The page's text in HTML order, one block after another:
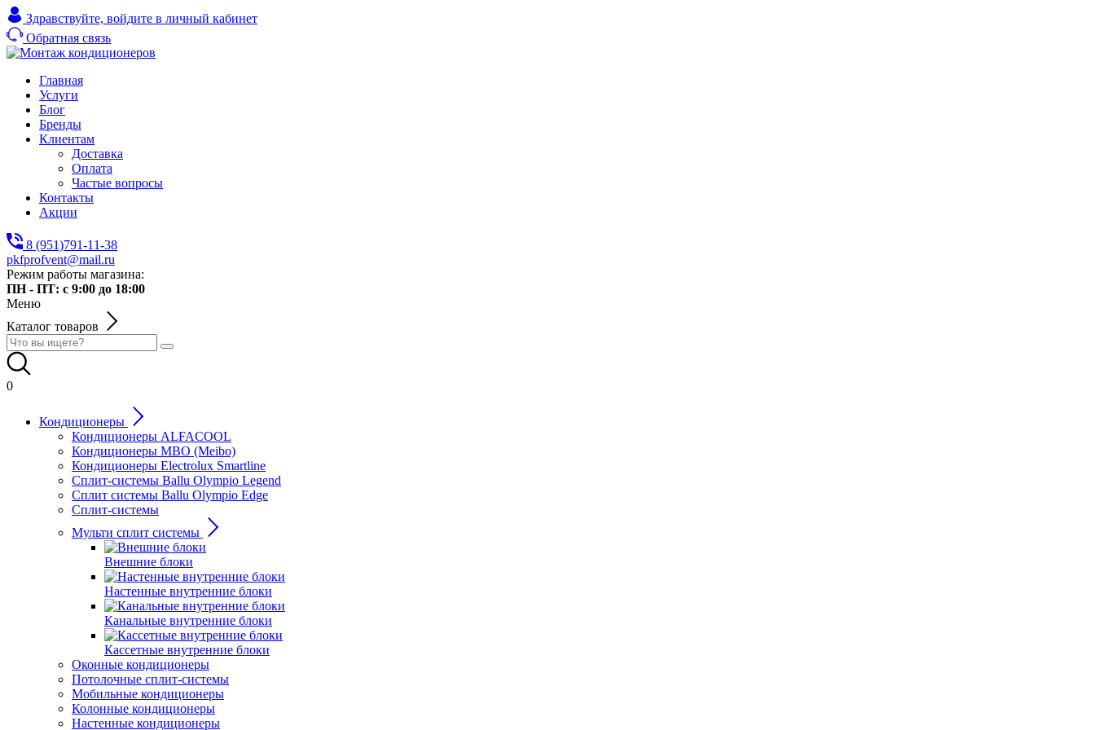
Здравствуйте, войдите в личный кабинет
Обратная связь
Главная
Услуги
Блог
Бренды
Клиентам
Доставка
Оплата
Частые вопросы
Контакты
Акции
8 (951)791-11-38
pkfprofvent@mail.ru
Режим работы магазина:
ПН - ПТ: с 9:00 до 18:00
Меню
Каталог товаров
0
Кондиционеры
Кондиционеры ALFACOOL
Кондиционеры MBO (Meibo)
Кондиционеры Electrolux Smartline
Сплит-системы Вallu Olympio Legend
Сплит системы Вallu Olympio Edge
Сплит-системы
Мульти сплит системы
Внешние блоки
Настенные внутренние блоки
Канальные внутренние блоки
Кассетные внутренние блоки
Оконные кондиционеры
Потолочные сплит-системы
Мобильные кондиционеры
Колонные кондиционеры
Настенные кондиционеры